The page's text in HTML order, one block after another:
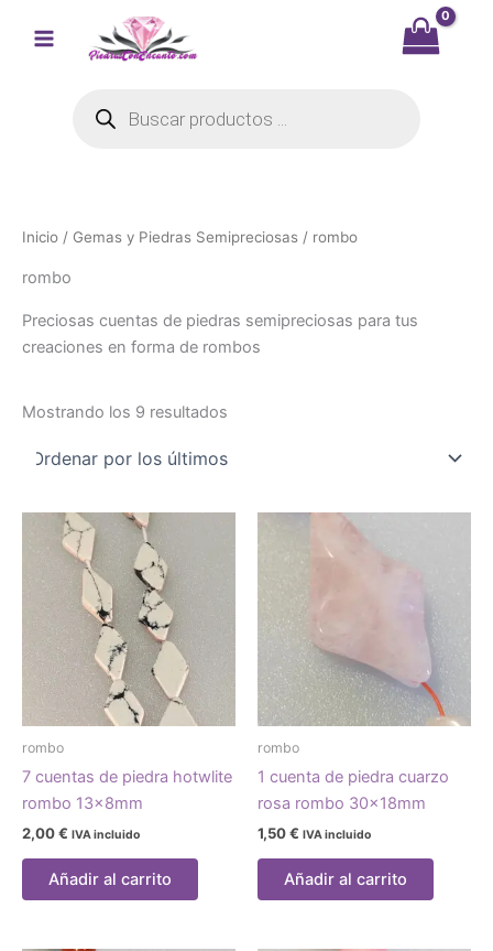
Inicio / Gemas y Piedras Semipreciosas / rombo
rombo
Preciosas cuentas de piedras semipreciosas para tus
creaciones en forma de rombos
Mostrando los 9 resultados
últimos
rombo
7 cuentas de piedra hotwlite
rombo 13x8mm
2,00€ IVA incluido
Añadir al carrito
rombo
1 cuenta de piedra cuarzo
rosa rombo 30x18mm
1,50€ IVA incluido
Añadir al carrito